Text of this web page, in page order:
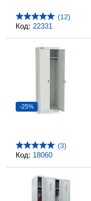
Код: 22331
(12)
Код: 18060
-25%
(3)